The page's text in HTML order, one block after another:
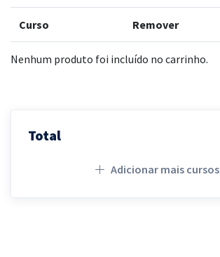
Curso Remover
Nenhum produto foi incluído no carrinho.
Total
Adicionar mais cursos